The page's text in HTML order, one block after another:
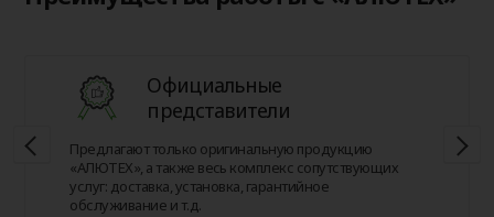
Официальные
представители
Предлагают только оригинальную продукцию
«АЛЮТЕХ», а также весь комплекс сопутствующих
услуг: доставка, установка, гарантийное
обслуживание и т.д.